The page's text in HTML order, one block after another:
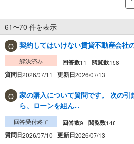
61〜70 件を表示
契約してはいけない賃貸不動産会社
解決済み 回答数11 閲覧数158
質問日2026/07/11 更新日2026/07/13
家の購入について質問です。 次の引
ら、ローンを組ん...
回答受付終了 回答数9 閲覧数148
質問日2026/07/10 更新日2026/07/13